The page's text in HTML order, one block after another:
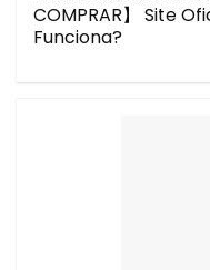
COMPRAR】 Site
Funciona?